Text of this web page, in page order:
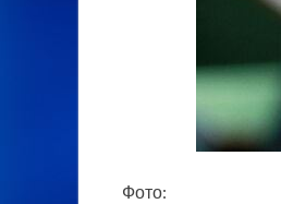
Фото: